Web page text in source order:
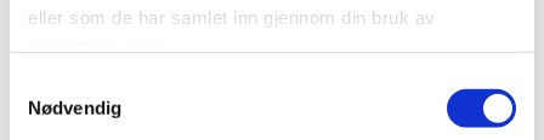
eller som de har samlet inn gjennom din bruk av
Nødvendig
2026